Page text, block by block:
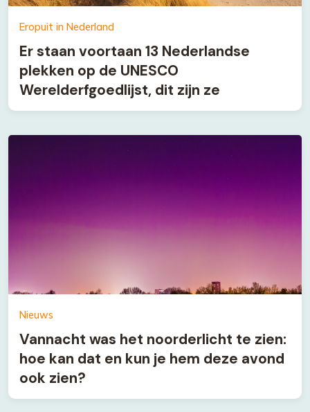
Eropuit in Nederland
Er staan voortaan 13 Nederlandse
plekken op de UNESCO
Werelderfgoedlijst, dit zijn ze
Nieuws
Vannacht was het noorderlicht te zien:
hoe kan dat en kun je hem deze avond
ook zien?